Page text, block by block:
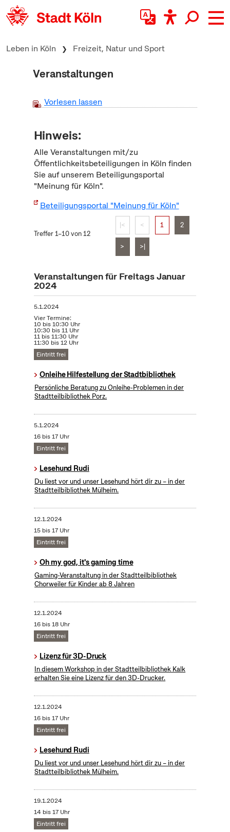
zum Inhalt springen
Leben in Köln Freizeit, Natur und Sport
Veranstaltungen
Vorlesen lassen
Hinweis:
Alle Veranstaltungen mit/zu
Öffentlichkeitsbeteiligungen in Köln finden
Sie auf unserem Beteiligungsportal
"Meinung für Köln".
Beteiligungsportal "Meinung für Köln"
Treffer 1–10 von 12
|< < 1 2
> >|
Veranstaltungen für Freitags Januar
2024
5.1.2024
Vier Termine:
10 bis 10:30 Uhr
10:30 bis 11 Uhr
11 bis 11:30 Uhr
11:30 bis 12 Uhr
Eintritt frei
Onleihe Hilfestellung der Stadtbibliothek
Persönliche Beratung zu Onleihe-Problemen in der
Stadtteilbibliothek Porz.
5.1.2024
16 bis 17 Uhr
Eintritt frei
Lesehund Rudi
Du liest vor und unser Lesehund hört dir zu – in der
Stadtteilbibliothek Mülheim.
12.1.2024
15 bis 17 Uhr
Eintritt frei
Oh my god, it's gaming time
Gaming-Veranstaltung in der Stadtteilbibliothek
Chorweiler für Kinder ab 8 Jahren
12.1.2024
16 bis 18 Uhr
Eintritt frei
Lizenz für 3D-Druck
In diesem Workshop in der Stadtteilbibliothek Kalk
erhalten Sie eine Lizenz für den 3D-Drucker.
12.1.2024
16 bis 17 Uhr
Eintritt frei
Lesehund Rudi
Du liest vor und unser Lesehund hört dir zu – in der
Stadtteilbibliothek Mülheim.
19.1.2024
14 bis 17 Uhr
Eintritt frei